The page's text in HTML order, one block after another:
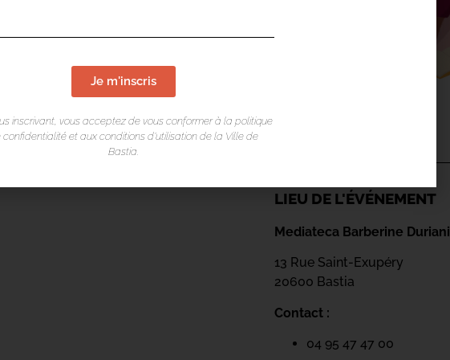
LIEU DE L'ÉVÉNEMENT
Mediateca Barberine Duriani
13 Rue Saint-Exupéry
20600 Bastia
Contact :
04 95 47 47 00
Je m'inscris
inscrivant, vous acceptez de vous conformer à la politique
confidentialité et aux conditions d’utilisation de la Ville de
Bastia.